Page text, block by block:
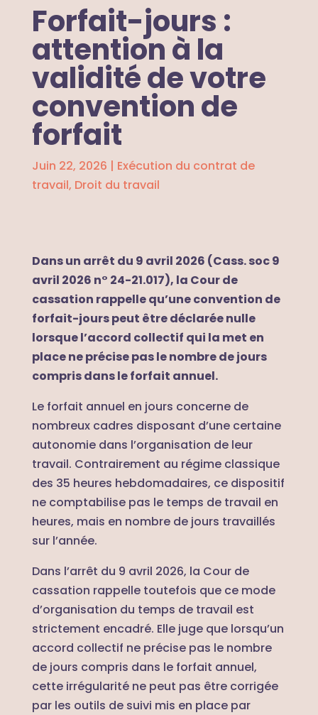
Forfait-jours :
attention à la
validité de votre
convention de
forfait
Juin 22, 2026 | Exécution du contrat de
travail, Droit du travail
Dans un arrêt du 9 avril 2026 (Cass. soc 9
avril 2026 n° 24-21.017), la Cour de
cassation rappelle qu’une convention de
forfait-jours peut être déclarée nulle
lorsque l’accord collectif qui la met en
place ne précise pas le nombre de jours
compris dans le forfait annuel.
Le forfait annuel en jours concerne de
nombreux cadres disposant d’une certaine
autonomie dans l’organisation de leur
travail. Contrairement au régime classique
des 35 heures hebdomadaires, ce dispositif
ne comptabilise pas le temps de travail en
heures, mais en nombre de jours travaillés
sur l’année.
Dans l’arrêt du 9 avril 2026, la Cour de
cassation rappelle toutefois que ce mode
d’organisation du temps de travail est
strictement encadré. Elle juge que lorsqu’un
accord collectif ne précise pas le nombre
de jours compris dans le forfait annuel,
cette irrégularité ne peut pas être corrigée
par les outils de suivi mis en place par